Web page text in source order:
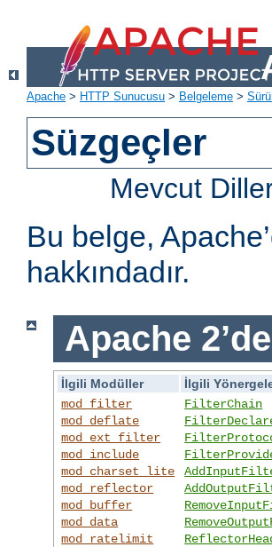
Apache > HTTP Sunucusu > Belgeleme >
Süzgeçler
Mevcut
Bu belge,
hakkındadır.
Apache
İlgili Modüller
İlgili
mod_filter
mod_deflate
mod_ext_filter
mod_include
mod_charset_lite
mod_reflector
mod_buffer
mod_data
mod_ratelimit
FilterChain